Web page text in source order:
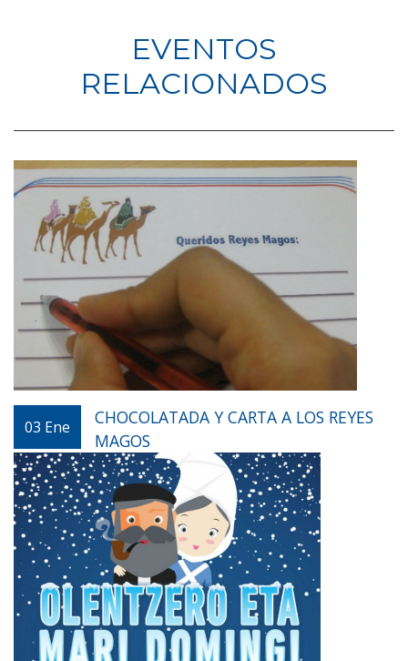
EVENTOS
RELACIONADOS
03 Ene
CHOCOLATADA Y CARTA A LOS REYES
MAGOS